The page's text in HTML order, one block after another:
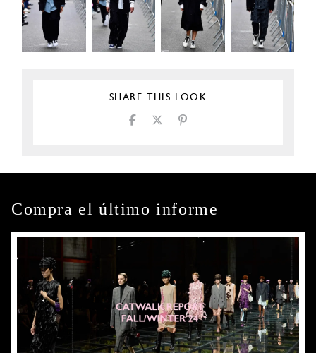
SHARE THIS LOOK
Compra el último informe